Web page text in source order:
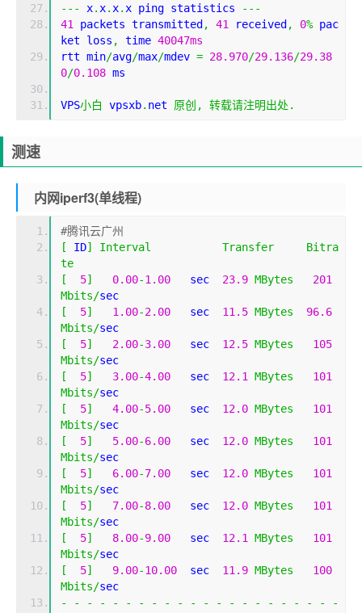
---
x. x. x. x ping statistics
---
41
packets transmitted , 41 received , 0% pac
ket loss , time 40047ms
rtt min/avg/max/mdev = 28.970/29.136/29.38
0/0.108 ms
VPS小白 vpsxb. net 原创, 转载请注明出处.
测速
内网iperf3(单线程)
#腾讯云广州
[
ID] Interval Transfer
Bitra
te
[
5] 0.00-1.00
   sec
23.9 MBytes
201
Mbits/sec
[
5] 1.00-2.00
   sec
11.5 MBytes
96.6
Mbits/sec
[
5] 2.00-3.00
   sec
12.5 MBytes
105
Mbits/sec
[
5] 3.00-4.00
   sec
12.1 MBytes
101
Mbits/sec
[
5] 4.00-5.00
   sec
12.0 MBytes
101
Mbits/sec
[
5] 5.00-6.00
   sec
12.0 MBytes
101
Mbits/sec
[
5] 6.00-7.00
   sec
12.0 MBytes
101
Mbits/sec
[
5] 7.00-8.00
   sec
12.0 MBytes
101
Mbits/sec
[
5] 8.00-9.00
   sec
12.1 MBytes
101
Mbits/sec
[
5] 9.00-10.00
  sec
11.9 MBytes
100
Mbits/sec
-
- - - - - - - - - - - - - - - - - - - -
-